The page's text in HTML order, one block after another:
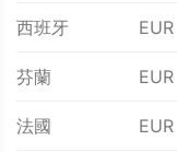
西班牙 EUR
芬蘭 EUR
法國 EUR